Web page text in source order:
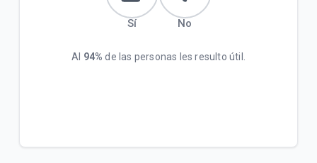
Sí No
Al 94% de las personas les resulto útil.